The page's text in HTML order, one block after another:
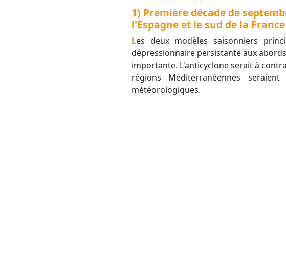
1) Première décade de
l'Espagne et le sud de la France
Les deux modèles saisonniers
dépressionnaire persistante aux
importante. L'anticyclone serait à
régions Méditerranéennes
météorologiques.